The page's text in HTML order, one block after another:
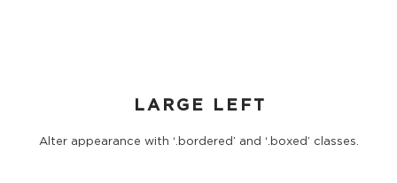
LARGE LEFT
Alter appearance with ‘.bordered’ and ‘.boxed’ classes.